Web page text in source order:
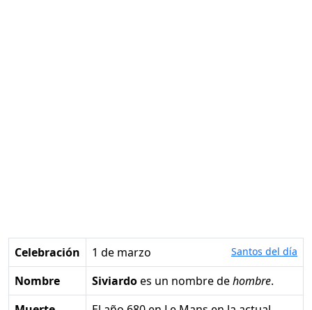
Celebración 1 de marzo Santos del día
Nombre Siviardoes un nombre dehombre.